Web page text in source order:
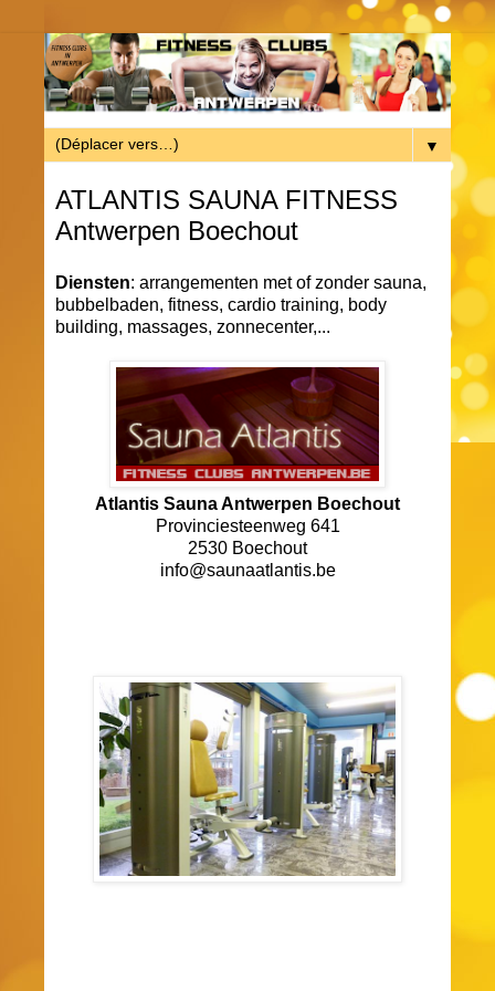
▼
ATLANTIS SAUNA FITNESS
Antwerpen Boechout
Diensten: arrangementen met of zonder sauna,
bubbelbaden, fitness, cardio training, body
building, massages, zonnecenter,...
Atlantis Sauna Antwerpen Boechout
Provinciesteenweg 641
2530 Boechout
info@saunaatlantis.be